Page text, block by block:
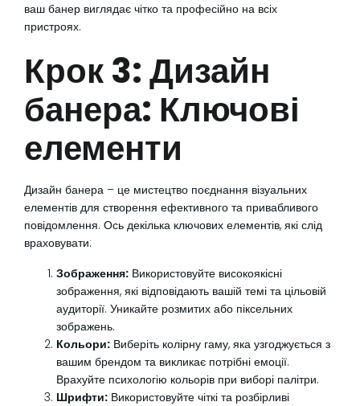
ваш банер виглядає чітко та професійно на всіх
пристроях.
Крок 3: Дизайн
банера: Ключові
елементи
Дизайн банера – це мистецтво поєднання візуальних
елементів для створення ефективного та привабливого
повідомлення. Ось декілька ключових елементів, які слід
враховувати:
Зображення: Використовуйте високоякісні
зображення, які відповідають вашій темі та цільовій
аудиторії. Уникайте розмитих або піксельних
зображень.
Кольори: Виберіть колірну гаму, яка узгоджується з
вашим брендом та викликає потрібні емоції.
Врахуйте психологію кольорів при виборі палітри.
Шрифти: Використовуйте чіткі та розбірливі